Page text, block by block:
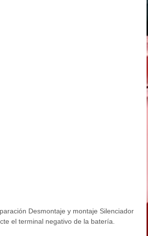
Desmontaje y montaje Silenciador
el terminal negativo de la batería.